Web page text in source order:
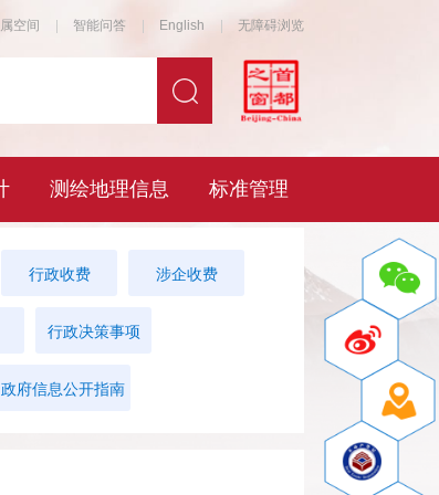
行政收费 涉企收费
行政决策事项
政府信息公开指南